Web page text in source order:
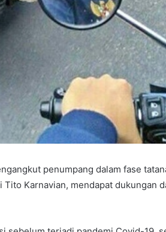
penumpang dalam fase
Karnavian, mendapat dukungan